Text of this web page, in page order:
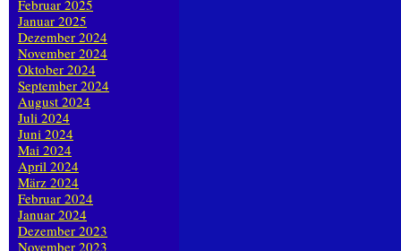
Februar 2025
Januar 2025
Dezember 2024
November 2024
Oktober 2024
September 2024
August 2024
Juli 2024
Juni 2024
Mai 2024
April 2024
März 2024
Februar 2024
Januar 2024
Dezember 2023
November 2023